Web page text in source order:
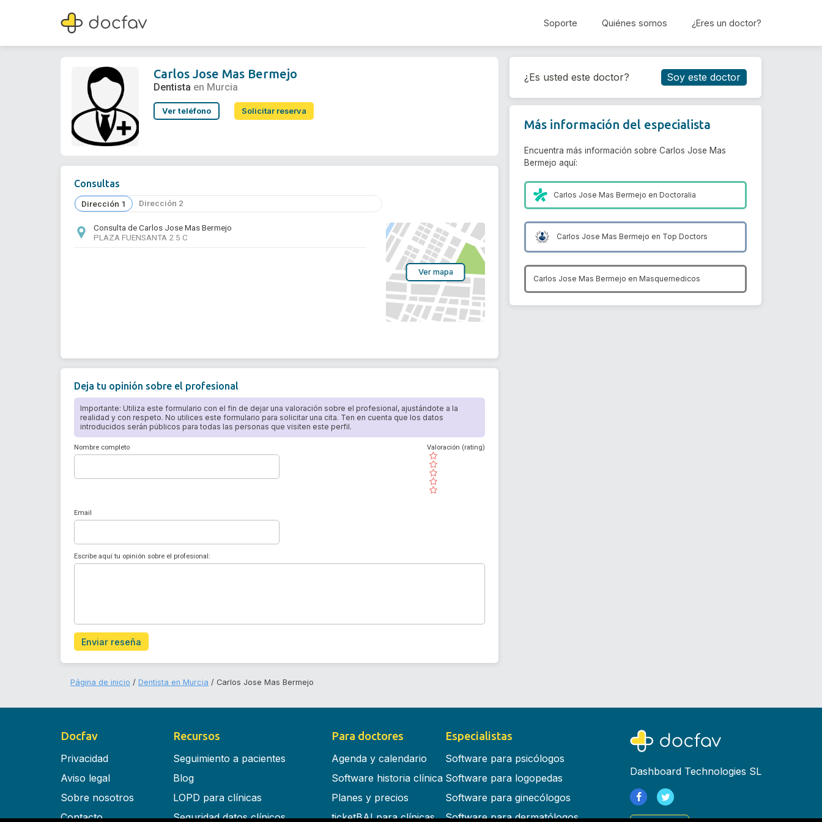
Soporte Quiénes somos ¿Eres un doctor?
Carlos Jose Mas Bermejo
Dentista
Reservar cita
Carlos Jose Mas Bermejo
Dentista en Murcia
Ver teléfono Solicitar reserva
Consultas
Dirección 1 Dirección 2
Consulta de Carlos Jose Mas Bermejo
PLAZA FUENSANTA 2 5 C
Ver mapa
Deja tu opinión sobre el profesional
Importante: Utiliza este formulario con el fin de dejar una valoración sobre el profesional, ajustándote a la
realidad y con respeto. No utilices este formulario para solicitar una cita. Ten en cuenta que los datos
introducidos serán públicos para todas las personas que visiten este perfil.
Nombre completo
( )
( )
( )
( )
( )
Valoración (rating)
Email
Escribe aquí tu opinión sobre el profesional:
Enviar reseña
¿Es usted este doctor? Soy este doctor
Más información del especialista
Encuentra más información sobre Carlos Jose Mas
Bermejo aquí:
Carlos Jose Mas Bermejo enDoctoralia
Carlos Jose Mas Bermejo en Top Doctors
Carlos Jose Mas Bermejo en Masquemedicos
Página de inicio Dentista en Murcia Carlos Jose Mas Bermejo
Docfav
Privacidad
Aviso legal
Sobre nosotros
Contacto
Recursos
Seguimiento a pacientes
Blog
LOPD para clínicas
Seguridad datos clínicos
Para doctores
Agenda y calendario
Software historia clínica
Planes y precios
ticketBAI para clínicas
Especialistas
Software para psicólogos
Software para logopedas
Software para ginecólogos
Software para dermatólogos
Dashboard Technologies SL